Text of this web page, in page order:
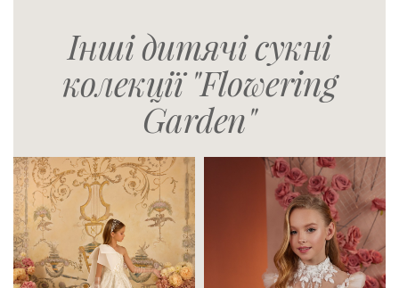
Інші дитячі сукні
колекції "Flowering
Garden"